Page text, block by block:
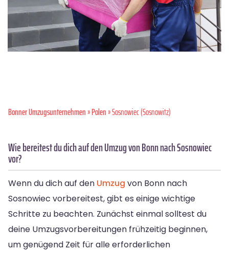
Bonner Umzugsunternehmen»Polen» Sosnowiec (Sosnowitz)
Wie bereitest du dich auf den Umzug von Bonn nach Sosnowiec
vor?
Wenn du dich auf den Umzug von Bonn nach
Sosnowiec vorbereitest, gibt es einige wichtige
Schritte zu beachten. Zunächst einmal solltest du
deine Umzugsvorbereitungen frühzeitig beginnen,
um genügend Zeit für alle erforderlichen